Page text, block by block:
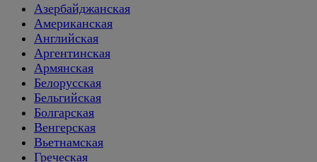
Азербайджанская
Американская
Английская
Аргентинская
Армянская
Белорусская
Бельгийская
Болгарская
Венгерская
Вьетнамская
Греческая